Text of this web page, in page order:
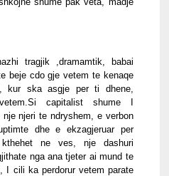
tragjik ,dramamtik, babai
beje cdo gje vetem te kenaqe
kur ska asgje per ti dhene,
capitalist shume I
njeri te ndryshem, e verbon
dhe e ekzagjeruar per
ne ves, nje dashuri
nga ana tjeter ai mund te
I cili ka perdorur vetem parate